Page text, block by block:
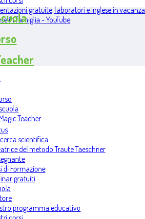
gratuite, laboratori e inglese in vacanza
in famiglia - YouTube
Teacher
scientifica
del metodo Traute Taeschner
di Formazione
gratuiti
programma educativo